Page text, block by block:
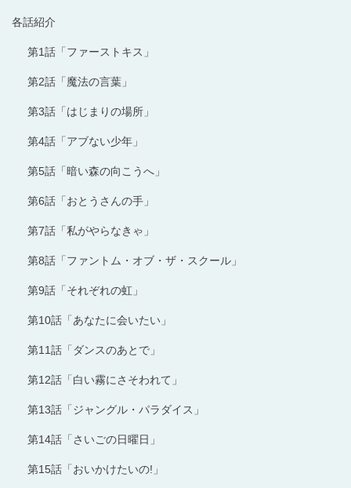
各話紹介
第1話「ファーストキス」
第2話「魔法の言葉」
第3話「はじまりの場所」
第4話「アブない少年」
第5話「暗い森の向こうへ」
第6話「おとうさんの手」
第7話「私がやらなきゃ」
第8話「ファントム・オブ・ザ・スクール」
第9話「それぞれの虹」
第10話「あなたに会いたい」
第11話「ダンスのあとで」
第12話「白い霧にさそわれて」
第13話「ジャングル・パラダイス」
第14話「さいごの日曜日」
第15話「おいかけたいの!」